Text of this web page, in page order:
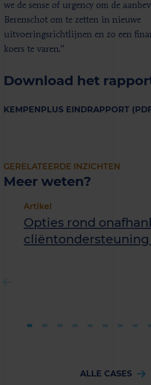
we de sense of urgency om de
Berenschot om te zetten in nieuwe
uitvoeringsrichtlijnen en zo een
koers te varen.”
Download het
KEMPENPLUS EINDRAPPORT
GERELATEERDE INZICHTEN
Meer weten?
Artikel
Opties rond
ALLE CASES